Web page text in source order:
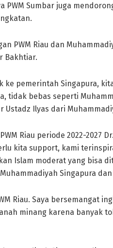
PWM Sumbar juga
PWM Riau dan
Bakhtiar.
ke pemerintah Singapura,
tidak bebas seperti
Ustadz Ilyas dari
Riau periode 2022-2027
kita support, kami
Islam moderat yang bisa
Singapura
Riau. Saya bersemangat
minang karena banyak